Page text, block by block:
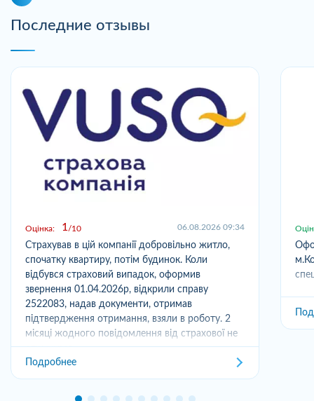
Последние отзывы
Оцінка: 1 10 06.08.2026 09:34
Страхував в цій компанії добровільно житло,
спочатку квартиру, потім будинок. Коли
відбувся страховий випадок, оформив
звернення 01.04.2026р, відкрили справу
2522083, надав документи, отримав
підтвердження отримання, взяли в роботу. 2
місяці жодного повідомлення від страхової не
отримував,...
Подробнее